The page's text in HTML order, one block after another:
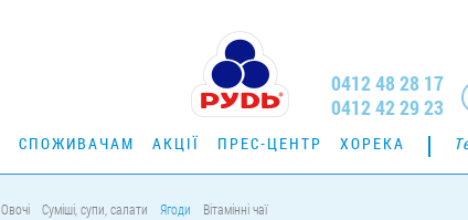
0412 48 28 17
0412 42 29 23
СПОЖИВАЧАМ АКЦІЇ ПРЕС-ЦЕНТР ХОРЕКА
Овочі Суміші, супи, салати Ягоди Вітамінні чаї